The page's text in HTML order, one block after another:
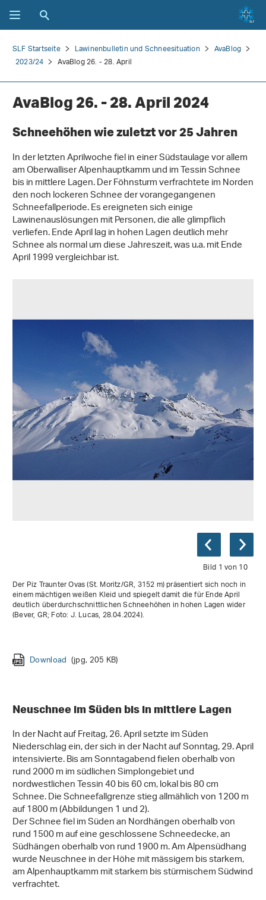
SLF Startseite Lawinenbulletin und Schneesituation
AvaBlog
2023/24
AvaBlog 26. - 28. April
AvaBlog 26. - 28. April 2024
Schneehöhen wie zuletzt vor 25 Jahren
In der letzten Aprilwoche fiel in einer Südstaulage vor allem
am Oberwalliser Alpenhauptkamm und im Tessin Schnee
bis in mittlere Lagen. Der Föhnsturm verfrachtete im Norden
den noch lockeren Schnee der vorangegangenen
Schneefallperiode. Es ereigneten sich einige
Lawinenauslösungen mit Personen, die alle glimpflich
verliefen. Ende April lag in hohen Lagen deutlich mehr
Schnee als normal um diese Jahreszeit, was u.a. mit Ende
April 1999 vergleichbar ist.
Bild 1 von 10
Der Piz Traunter Ovas (St. Moritz/GR, 3152 m) präsentiert sich noch in
einem mächtigen weißen Kleid und spiegelt damit die für Ende April
deutlich überdurchschnittlichen Schneehöhen in hohen Lagen wider
(Bever, GR; Foto: J. Lucas, 28.04.2024).
Download (jpg, 205 KB)
Download (jpg, 2 MB)
Download (jpg, 174 KB)
Neuschnee im Süden bis in mittlere Lagen
In der Nacht auf Freitag, 26. April setzte im Süden
Niederschlag ein, der sich in der Nacht auf Sonntag, 29. April
intensivierte. Bis am Sonntagabend fielen oberhalb von
rund 2000 m im südlichen Simplongebiet und
nordwestlichen Tessin 40 bis 60 cm, lokal bis 80 cm
Schnee. Die Schneefallgrenze stieg allmählich von 1200 m
auf 1800 m (Abbildungen 1 und 2).
Der Schnee fiel im Süden an Nordhängen oberhalb von
rund 1500 m auf eine geschlossene Schneedecke, an
Südhängen oberhalb von rund 1900 m. Am Alpensüdhang
wurde Neuschnee in der Höhe mit mässigem bis starkem,
am Alpenhauptkamm mit starkem bis stürmischem Südwind
verfrachtet.